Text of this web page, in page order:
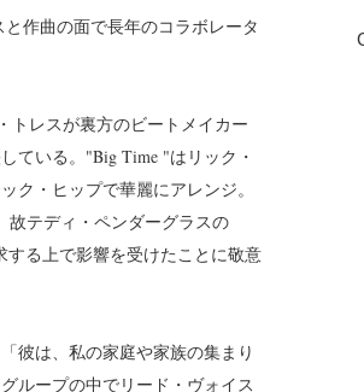
と作曲の面で長年のコラボレータ
トレスが裏方のビートメイカー
ている。"Big Time "はリック・
ク・ヒップで華麗にアレンジ。
故テディ・ペンダーグラスの
する上で影響を受けたことに敬意
彼は、私の家庭や家族の集まり
ループの中でリード・ヴォイス